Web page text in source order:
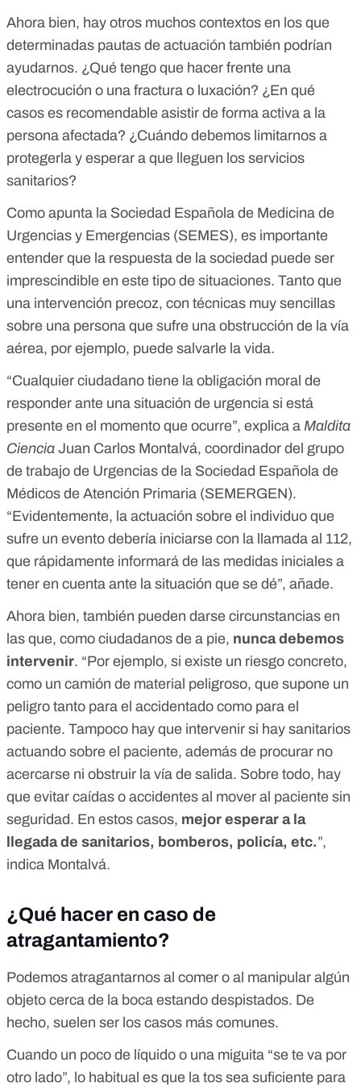
Ahora bien, hay otros muchos contextos en los que
determinadas pautas de actuación también podrían
ayudarnos. ¿Qué tengo que hacer frente una
electrocución o una fractura o luxación? ¿En qué
casos es recomendable asistir de forma activa a la
persona afectada? ¿Cuándo debemos limitarnos a
protegerla y esperar a que lleguen los servicios
sanitarios?
Como apunta la Sociedad Española de Medicina de
Urgencias y Emergencias (SEMES), es importante
entender que la respuesta de la sociedad puede ser
imprescindible en este tipo de situaciones. Tanto que
una intervención precoz, con técnicas muy sencillas
sobre una persona que sufre una obstrucción de la vía
aérea, por ejemplo, puede salvarle la vida.
“Cualquier ciudadano tiene la obligación moral de
responder ante una situación de urgencia si está
presente en el momento que ocurre”, explica a Maldita
Ciencia Juan Carlos Montalvá, coordinador del grupo
de trabajo de Urgencias de la Sociedad Española de
Médicos de Atención Primaria (SEMERGEN).
“Evidentemente, la actuación sobre el individuo que
sufre un evento debería iniciarse con la llamada al 112,
que rápidamente informará de las medidas iniciales a
tener en cuenta ante la situación que se dé”, añade.
Ahora bien, también pueden darse circunstancias en
las que, como ciudadanos de a pie, nunca debemos
intervenir. “Por ejemplo, si existe un riesgo concreto,
como un camión de material peligroso, que supone un
peligro tanto para el accidentado como para el
paciente. Tampoco hay que intervenir si hay sanitarios
actuando sobre el paciente, además de procurar no
acercarse ni obstruir la vía de salida. Sobre todo, hay
que evitar caídas o accidentes al mover al paciente sin
seguridad. En estos casos, mejor esperar a la
llegada de sanitarios, bomberos, policía, etc.”,
indica Montalvá.
¿Qué hacer en caso de
atragantamiento?
Podemos atragantarnos al comer o al manipular algún
objeto cerca de la boca estando despistados. De
hecho, suelen ser los casos más comunes.
Cuando un poco de líquido o una miguita “se te va por
otro lado”, lo habitual es que la tos sea suficiente para